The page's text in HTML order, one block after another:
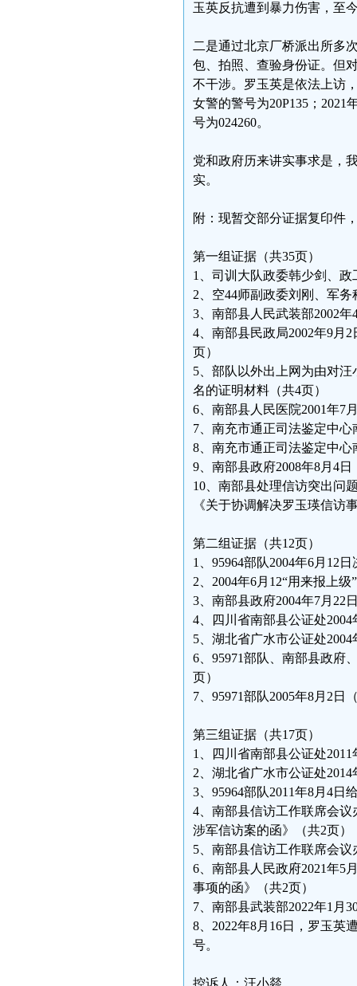
玉英反抗遭到暴力伤害，至
二是通过北京厂桥派出所多
包、拍照、查验身份证。但
不干涉。罗玉英是依法上访
女警的警号为20P135；2021
号为024260。
党和政府历来讲实事求是，
实。
附：现暂交部分证据复印件
第一组证据（共35页）
1、司训大队政委韩少剑、
2、空44师副政委刘刚、军
3、南部县人民武装部2002
4、南部县民政局2002年9月
页）
5、部队以外出上网为由对
名的证明材料（共4页）
6、南部县人民医院2001年7
7、南充市通正司法鉴定中
8、南充市通正司法鉴定中心
9、南部县政府2008年8月4
10、南部县处理信访突出问
《关于协调解决罗玉瑛信访
第二组证据（共12页）
1、95964部队2004年6月12
2、2004年6月12“用来报上
3、南部县政府2004年7月22
4、四川省南部县公证处
5、湖北省广水市公证处
6、95971部队、南部县政府
页）
7、95971部队2005年8月2日
第三组证据（共17页）
1、四川省南部县公证处
2、湖北省广水市公证处
3、95964部队2011年8月4日
4、南部县信访工作联席会议
涉军信访案的函》（共2页）
5、南部县信访工作联席会议
6、南部县人民政府2021年5
事项的函》（共2页）
7、南部县武装部2022年1月
8、2022年8月16日，罗玉英
号。
控诉人：汪小燚